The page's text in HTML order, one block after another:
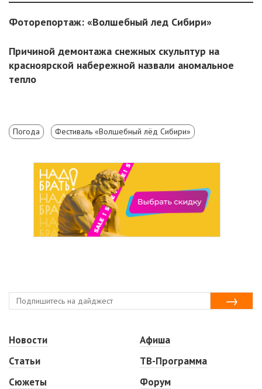
Фоторепортаж: «Волшебный лед Сибири»
Причиной демонтажа снежных скульптур на
красноярской набережной назвали аномальное
тепло
Погода Фестиваль «Волшебный лёд Сибири»
Новости
Статьи
Сюжеты
Афиша
ТВ-Программа
Форум